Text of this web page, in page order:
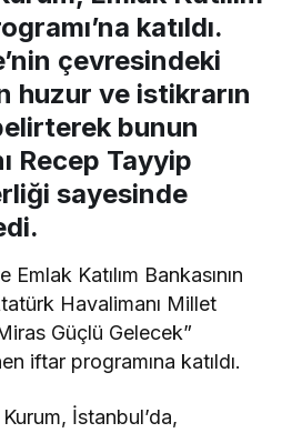
katıldı.
çevresindeki
huzur ve istikrarın
bunun
Recep Tayyip
sayesinde
Katılım Bankasının
Havalimanı Millet
Güçlü Gelecek”
iftar programına katıldı.
İstanbul’da,